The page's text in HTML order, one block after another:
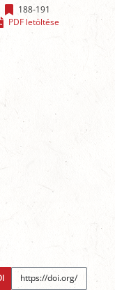
188-191
PDF letöltése